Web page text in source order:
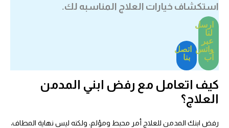
استكشاف خيارات العلاج المناسبه لك.
ارسل
لنا
عبر
واتس
اَب
اتصل
بنا
كيف اتعامل مع رفض ابني المدمن
العلاج؟
رفض ابنك المدمن للعلاج أمر محبط ومؤلم، ولكنه ليس نهاية المطاف،